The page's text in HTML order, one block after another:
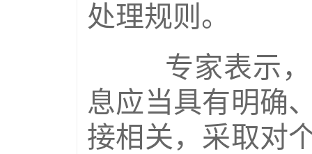
处理规则。
专家表示，
息应当具有明确
接相关，采取对